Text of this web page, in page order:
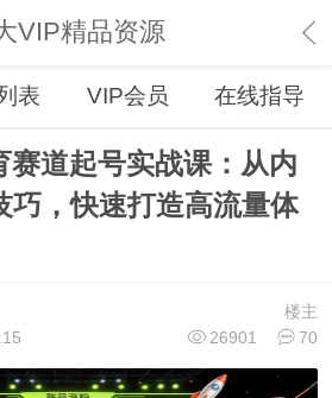
VIP精品资源
表 VIP会员 在线指导
道起号实战课：从内
巧，快速打造高流量体
楼主
26901
70